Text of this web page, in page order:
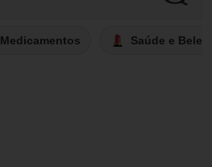
Medicamentos Saúde e